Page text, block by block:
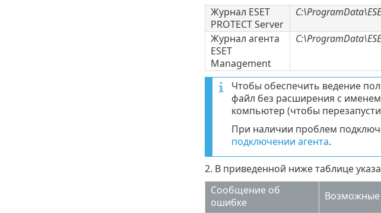
Журнал ESET
PROTECT Server
Журнал агента
ESET
Management
Чтобы обеспечить ведение
файл без расширения с именем
компьютер (чтобы
При наличии проблем
подключении агента.
2. В приведенной ниже таблице
Сообщение об
ошибке